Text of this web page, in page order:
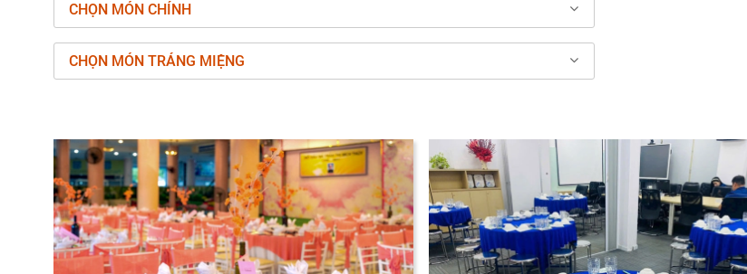
CHỌN MÓN CHÍNH
CHỌN MÓN TRÁNG MIỆNG